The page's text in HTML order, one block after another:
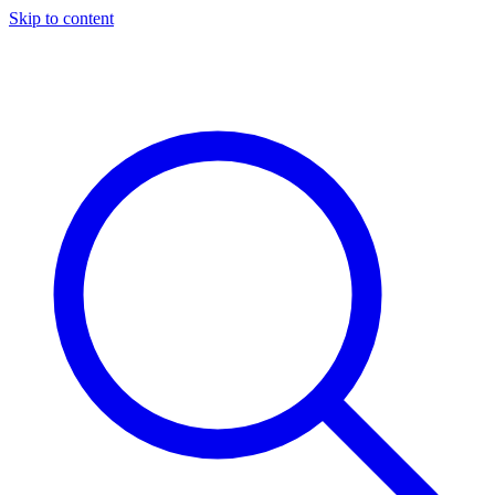
Skip to content